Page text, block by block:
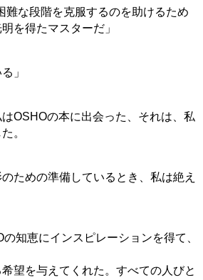
難な段階を克服するのを助けるため
を得たマスターだ」
」
OSHOの本に出会った、それは、私
。
ための準備しているとき、私は絶え
知恵にインスピレーションを得て、
望を与えてくれた。すべての人びと